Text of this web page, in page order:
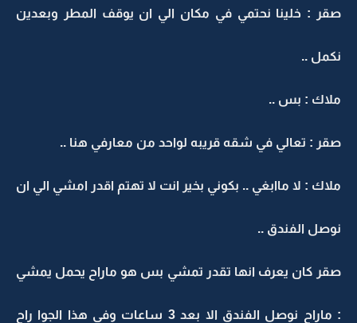
صقر : خلينا نحتمي في مكان الي ان يوقف المطر وبعدين
نكمل ..
ملاك : بس ..
صقر : تعالي في شقه قريبه لواحد من معارفي هنا ..
ملاك : لا ماابغي .. بكوني بخير انت لا تهتم اقدر امشي الي ان
نوصل الفندق ..
صقر كان يعرف انها تقدر تمشي بس هو ماراح يحمل يمشي
: ماراح نوصل الفندق الا بعد 3 ساعات وفي هذا الجوا راح